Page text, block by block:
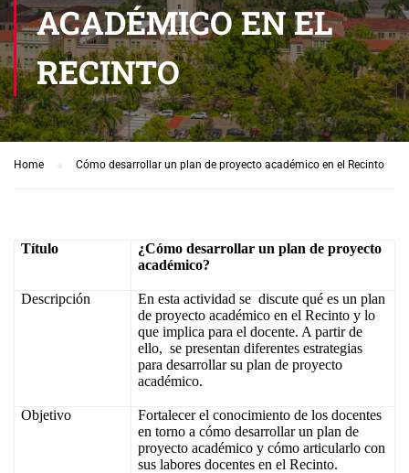
ACADÉMICO EN EL
RECINTO
Home Cómo desarrollar un plan de proyecto académico en el Recinto
Título
¿Cómo desarrollar un plan de proyecto
académico?
Descripción En esta actividad se discute qué es un plan
de proyecto académico en el Recinto y lo
que implica para el docente. A partir de
ello, se presentan diferentes estrategias
para desarrollar su plan de proyecto
académico.
Objetivo
Fortalecer el conocimiento de los docentes
en torno a cómo desarrollar un plan de
proyecto académico y cómo articularlo con
sus labores docentes en el Recinto.